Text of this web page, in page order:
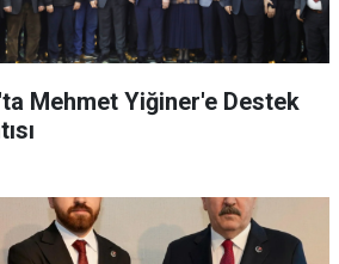
Mehmet Yiğiner'e Destek